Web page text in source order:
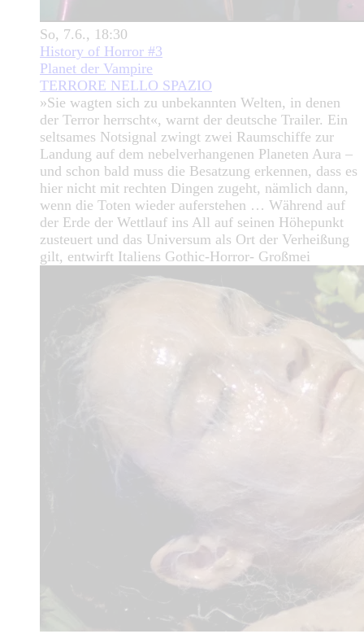
So, 7.6., 18:30
History of Horror #3
Planet der Vampire
TERRORE NELLO SPAZIO
»Sie wagten sich zu unbekannten Welten, in denen
der Terror herrscht«, warnt der deutsche Trailer. Ein
seltsames Notsignal zwingt zwei Raumschiffe zur
Landung auf dem nebelverhangenen Planeten Aura –
und schon bald muss die Besatzung erkennen, dass es
hier nicht mit rechten Dingen zugeht, nämlich dann,
wenn die Toten wieder auferstehen … Während auf
der Erde der Wettlauf ins All auf seinen Höhepunkt
zusteuert und das Universum als Ort der Verheißung
gilt, entwirft Italiens Gothic-Horror- Großmei